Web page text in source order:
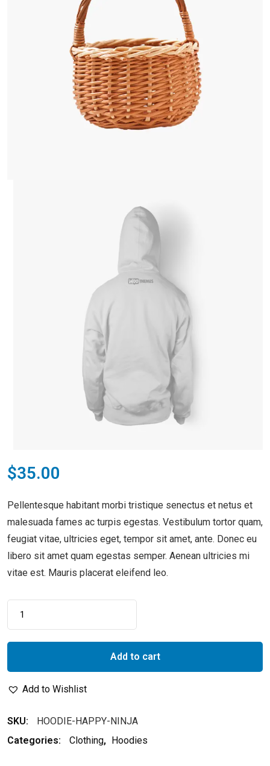
$35.00
Pellentesque habitant morbi tristique senectus et netus et
malesuada fames ac turpis egestas. Vestibulum tortor quam,
feugiat vitae, ultricies eget, tempor sit amet, ante. Donec eu
libero sit amet quam egestas semper. Aenean ultricies mi
vitae est. Mauris placerat eleifend leo.
Add to cart
Add to Wishlist
SKU:
HOODIE-HAPPY-NINJA
Categories:
Clothing, Hoodies